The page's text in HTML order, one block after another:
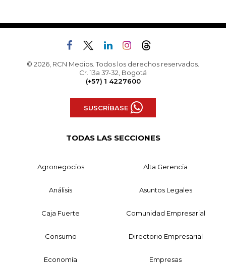
© 2026, RCN Medios. Todos los derechos reservados.
Cr. 13a 37-32, Bogotá
(+57) 1 4227600
SUSCRÍBASE
TODAS LAS SECCIONES
Agronegocios Alta Gerencia
Análisis Asuntos Legales
Caja Fuerte Comunidad Empresarial
Consumo Directorio Empresarial
Economía Empresas